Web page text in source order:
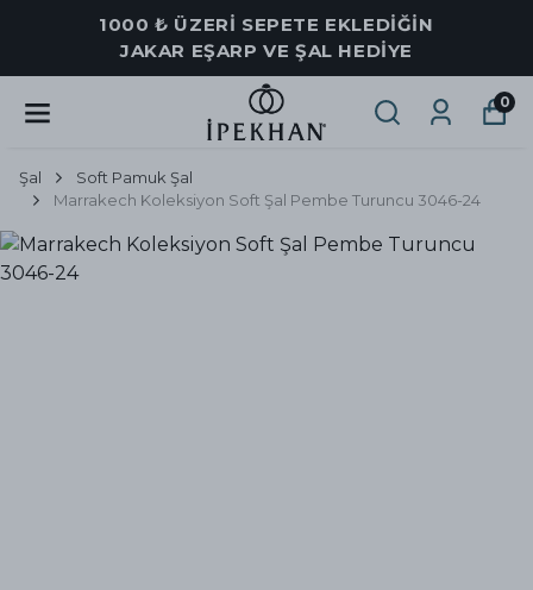
1000 ₺ ÜZERİ SEPETE EKLEDİĞİN
JAKAR EŞARP VE ŞAL HEDİYE
0
Şal
Soft Pamuk Şal
Marrakech Koleksiyon Soft Şal Pembe Turuncu 3046-24